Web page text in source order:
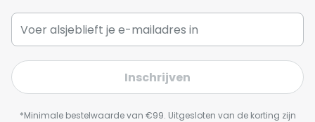
Inschrijven
*Minimale bestelwaarde van €99. Uitgesloten van de korting zijn